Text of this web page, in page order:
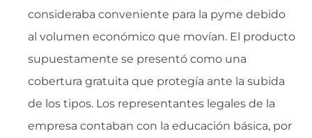
consideraba conveniente para la pyme debido
al volumen económico que movían. El producto
supuestamente se presentó como una
cobertura gratuita que protegía ante la subida
de los tipos. Los representantes legales de la
empresa contaban con la educación básica, por